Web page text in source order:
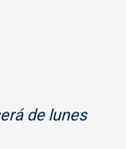
de lunes